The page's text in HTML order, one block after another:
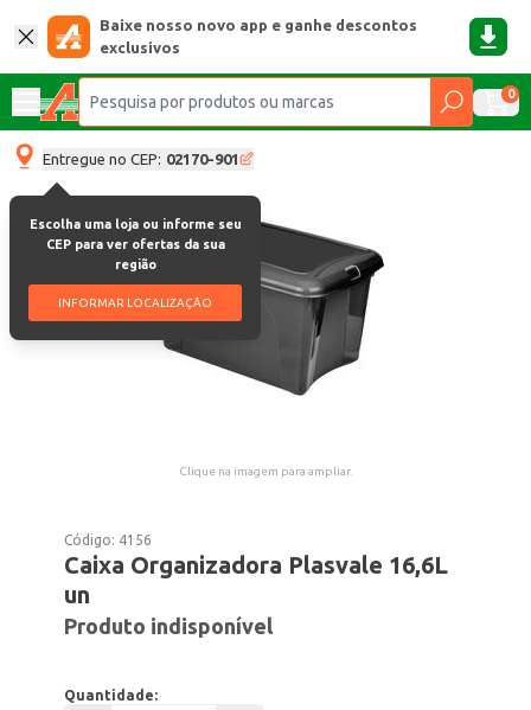
Baixe nosso novo app e ganhe descontos
exclusivos
0
Entregue no CEP: 02170-901
Escolha uma loja ou informe seu
CEP para ver ofertas da sua
região
INFORMAR LOCALIZAÇÃO
Clique na imagem para ampliar.
Código: 4156
Caixa Organizadora Plasvale 16,6L
un
Produto indisponível
Quantidade: